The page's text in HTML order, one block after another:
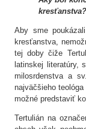
kresťanstva?
Aby sme
kresťanstva,
tej doby čiže
latinskej literatúry,
milosrdenstva a
najväčšieho
možné predstaviť
Tertulián na